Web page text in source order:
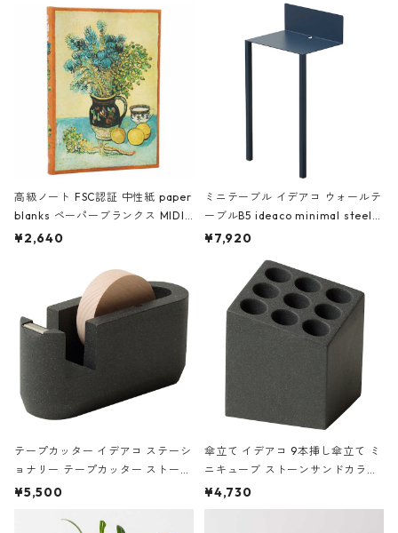
高級ノート FSC認証 中性紙 paper
blanks ペーパーブランクス MIDI
ハードカバー 罫線 ヴァン・ゴッホ
¥2,640
ミニテーブル イデアコ ウォールテ
ーブルB5 ideaco minimal steel f
urniture WALL Table B5 ネイビー
¥7,920
テープカッター イデアコ ステーシ
ョナリー テープカッター ストーン
サンドカラー 石調 ideaco Station
¥5,500
傘立て イデアコ 9本挿し傘立て ミ
ニキューブ ストーンサンドカラー
石調 ideaco Umbrella Stand CUB
E ストーンサンドブラック
¥4,730